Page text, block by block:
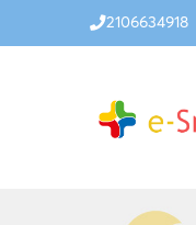
2106634918